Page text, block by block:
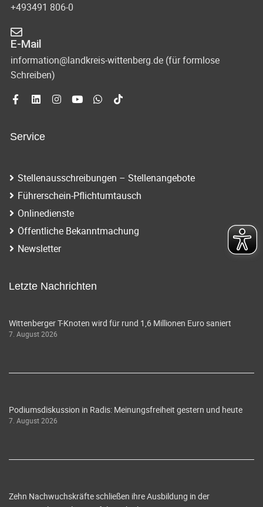
+493491 806-0
E-Mail
information@landkreis-wittenberg.de (für formlose
Schreiben)
Service
Stellenausschreibungen – Stellenangebote
Führerschein-Pflichtumtausch
Onlinedienste
Öffentliche Bekanntmachung
Newsletter
Letzte Nachrichten
Wittenberger T-Knoten wird für rund 1,6 Millionen Euro saniert
7. August 2026
Podiumsdiskussion in Radis: Meinungsfreiheit gestern und heute
7. August 2026
Zehn Nachwuchskräfte schließen ihre Ausbildung in der